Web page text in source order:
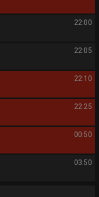
22:00
22:05
22:10
22:25
00:50
03:50